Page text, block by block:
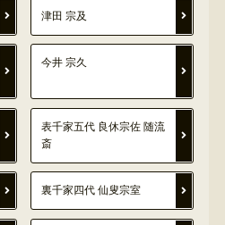
津田 宗及
今井 宗久
表千家五代 良休宗佐 随流
斎
裏千家四代 仙叟宗室